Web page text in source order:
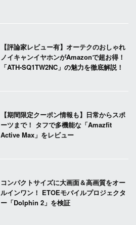
【評論家レビュー有】オーテクのおしゃれ
ノイキャンイヤホンがAmazonで超お得！
「ATH-SQ1TW2NC」の魅力を徹底解説！
【期間限定クーポン情報も】日常からスポ
ーツまで！ タフで多機能な「Amazfit
Active Max」をレビュー
コンパクトサイズに大画面＆高画質をオー
ルインワン！ ETOEモバイルプロジェクタ
ー「Dolphin 2」を検証